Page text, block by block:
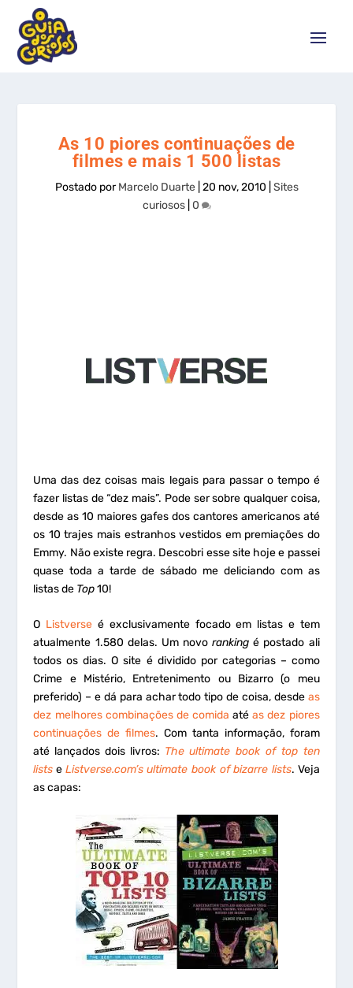
As 10 piores continuações de
filmes e mais 1 500 listas
Postado porMarcelo Duarte| 20 nov, 2010 Sites
curiosos| 0
Uma das dez coisas mais legais para passar o tempo é
fazer listas de “dez mais”. Pode ser sobre qualquer coisa,
desde as 10 maiores gafes dos cantores americanos até
os 10 trajes mais estranhos vestidos em premiações do
Emmy. Não existe regra. Descobri esse site hoje e passei
quase toda a tarde de sábado me deliciando com as
listas de Top10!
O Listverse é exclusivamente focado em listas e tem
atualmente 1.580 delas. Um novoranking é postado ali
todos os dias. O site é dividido por categorias – como
Crime e Mistério, Entretenimento ou Bizarro (o meu
preferido) – e dá para achar todo tipo de coisa, desde as
dez melhores combinações de comida atéas dez piores
continuações de filmes. Com tanta informação, foram
até lançados dois livros: The ultimate book of top ten
lists e Listverse.com’s ultimate book of bizarre lists. Veja
as capas: